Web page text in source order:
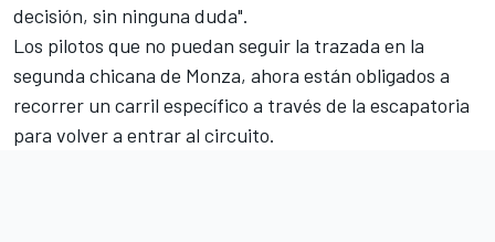
decisión, sin ninguna duda".
Los pilotos que no puedan seguir la trazada en la
segunda chicana de Monza, ahora están obligados a
recorrer un carril específico a través de la escapatoria
para volver a entrar al circuito.